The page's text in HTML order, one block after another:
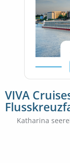
VIVA
Katharina